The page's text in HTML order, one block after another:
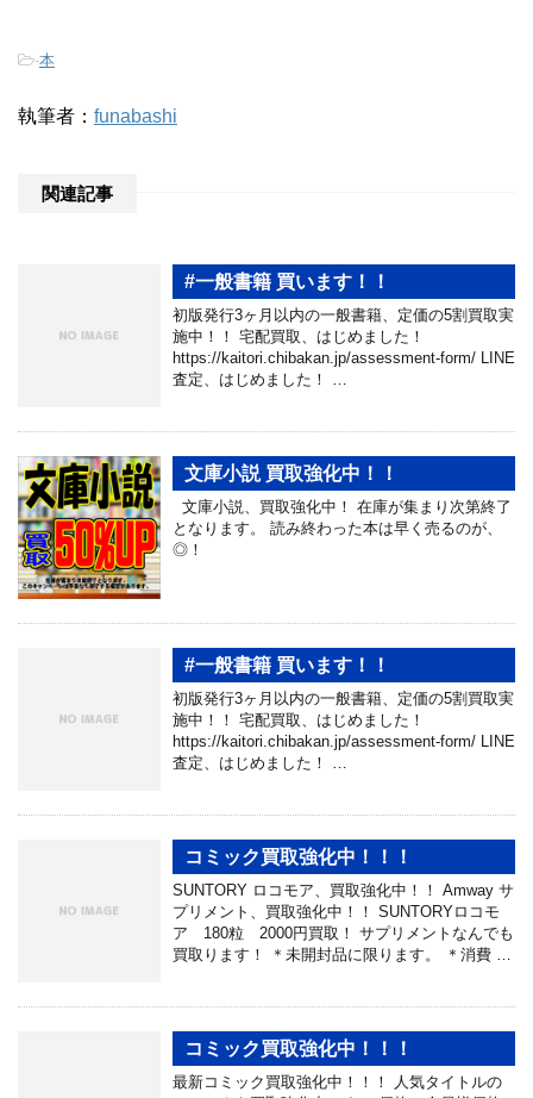
-本
執筆者： funabashi
関連記事
#一般書籍 買います！！
初版発行3ヶ月以内の一般書籍、定価の5割買取実
施中！！ 宅配買取、はじめました！
https://kaitori.chibakan.jp/assessment-form/ LINE
査定、はじめました！ …
文庫小説 買取強化中！！
文庫小説、買取強化中！ 在庫が集まり次第終了
となります。 読み終わった本は早く売るのが、
◎！
#一般書籍 買います！！
初版発行3ヶ月以内の一般書籍、定価の5割買取実
施中！！ 宅配買取、はじめました！
https://kaitori.chibakan.jp/assessment-form/ LINE
査定、はじめました！ …
コミック買取強化中！！！
SUNTORY ロコモア、買取強化中！！ Amway サ
プリメント、買取強化中！！ SUNTORYロコモ
ア 180粒 2000円買取！ サプリメントなんでも
買取ります！ ＊未開封品に限ります。 ＊消費 …
コミック買取強化中！！！
最新コミック買取強化中！！！ 人気タイトルの